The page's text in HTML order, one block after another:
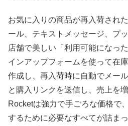
お気に入りの商品が再入荷され
ール、テキストメッセージ、プ
店舗で美しい「利用可能になっ
インアップフォームを使って在
作成し、再入荷時に自動でメー
と購入リンクを送信し、売上を
Rocketは強力で手ごろな価格で
するために必要なすべてが詰ま